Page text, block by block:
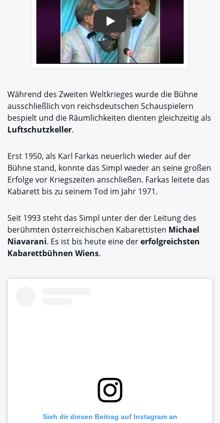
Play
Während des Zweiten Weltkrieges wurde die Bühne
ausschließlich von reichsdeutschen Schauspielern
bespielt und die Räumlichkeiten dienten gleichzeitig als
Luftschutzkeller.
Erst 1950, als Karl Farkas neuerlich wieder auf der
Bühne stand, konnte das Simpl wieder an seine großen
Erfolge vor Kriegszeiten anschließen. Farkas leitete das
Kabarett bis zu seinem Tod im Jahr 1971.
Seit 1993 steht das Simpl unter der der Leitung des
berühmten österreichischen Kabarettisten Michael
Niavarani. Es ist bis heute eine dererfolgreichsten
Kabarettbühnen Wiens.
Sieh dir diesen Beitrag auf Instagram an